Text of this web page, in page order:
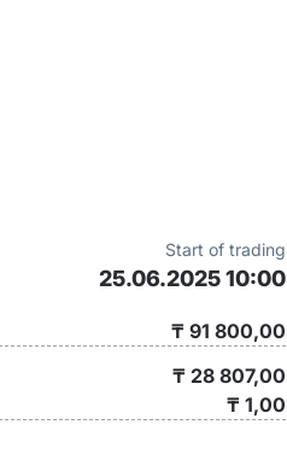
Start of trading
25.06.2025 10:00
₸ 91 800,00
₸ 28 807,00
₸ 1,00